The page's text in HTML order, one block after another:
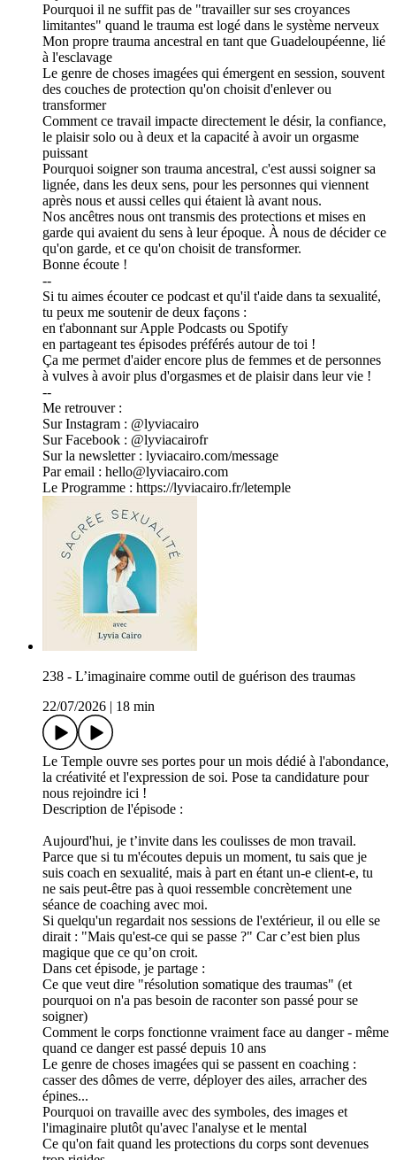
Pourquoi il ne suffit pas de "travailler sur ses croyances
limitantes" quand le trauma est logé dans le système nerveux
Mon propre trauma ancestral en tant que Guadeloupéenne, lié
à l'esclavage
Le genre de choses imagées qui émergent en session, souvent
des couches de protection qu'on choisit d'enlever ou
transformer
Comment ce travail impacte directement le désir, la confiance,
le plaisir solo ou à deux et la capacité à avoir un orgasme
puissant
Pourquoi soigner son trauma ancestral, c'est aussi soigner sa
lignée, dans les deux sens, pour les personnes qui viennent
après nous et aussi celles qui étaient là avant nous.
Nos ancêtres nous ont transmis des protections et mises en
garde qui avaient du sens à leur époque. À nous de décider ce
qu'on garde, et ce qu'on choisit de transformer.
Bonne écoute !
--
Si tu aimes écouter ce podcast et qu'il t'aide dans ta sexualité,
tu peux me soutenir de deux façons :
en t'abonnant sur Apple Podcasts ou Spotify
en partageant tes épisodes préférés autour de toi !
Ça me permet d'aider encore plus de femmes et de personnes
à vulves à avoir plus d'orgasmes et de plaisir dans leur vie !
--
Me retrouver :
Sur Instagram : @lyviacairo
Sur Facebook : @lyviacairofr
Sur la newsletter : lyviacairo.com/message
Par email : hello@lyviacairo.com
Le Programme : https://lyviacairo.fr/letemple
238 - L’imaginaire comme outil de guérison des traumas
22/07/2026
18 min
Le Temple ouvre ses portes pour un mois dédié à l'abondance,
la créativité et l'expression de soi. Pose ta candidature pour
nous rejoindre ici !
Description de l'épisode :
Aujourd'hui, je t’invite dans les coulisses de mon travail.
Parce que si tu m'écoutes depuis un moment, tu sais que je
suis coach en sexualité, mais à part en étant un-e client-e, tu
ne sais peut-être pas à quoi ressemble concrètement une
séance de coaching avec moi.
Si quelqu'un regardait nos sessions de l'extérieur, il ou elle se
dirait : "Mais qu'est-ce qui se passe ?" Car c’est bien plus
magique que ce qu’on croit.
Dans cet épisode, je partage :
Ce que veut dire "résolution somatique des traumas" (et
pourquoi on n'a pas besoin de raconter son passé pour se
soigner)
Comment le corps fonctionne vraiment face au danger - même
quand ce danger est passé depuis 10 ans
Le genre de choses imagées qui se passent en coaching :
casser des dômes de verre, déployer des ailes, arracher des
épines...
Pourquoi on travaille avec des symboles, des images et
l'imaginaire plutôt qu'avec l'analyse et le mental
Ce qu'on fait quand les protections du corps sont devenues